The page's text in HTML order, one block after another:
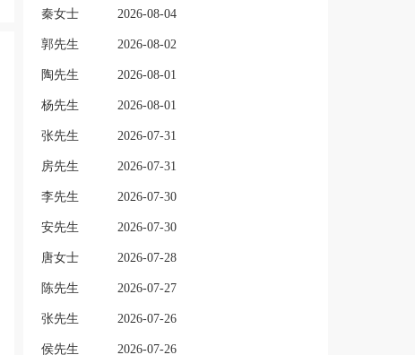
秦女士 2026-08-04
郭先生 2026-08-02
陶先生 2026-08-01
杨先生 2026-08-01
张先生 2026-07-31
房先生 2026-07-31
李先生 2026-07-30
安先生 2026-07-30
唐女士 2026-07-28
陈先生 2026-07-27
张先生 2026-07-26
侯先生 2026-07-26